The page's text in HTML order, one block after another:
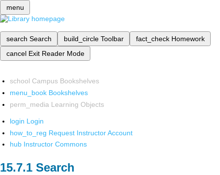
menu
search Search build_circle Toolbar fact_check Homework
cancel Exit Reader Mode
school Campus Bookshelves
menu_book Bookshelves
perm_media Learning Objects
login Login
how_to_reg Request Instructor Account
hub Instructor Commons
Search